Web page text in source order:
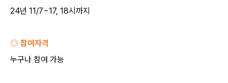
24년 11/7~17, 18시까지
◎ 참여자격
누구나 참여 가능